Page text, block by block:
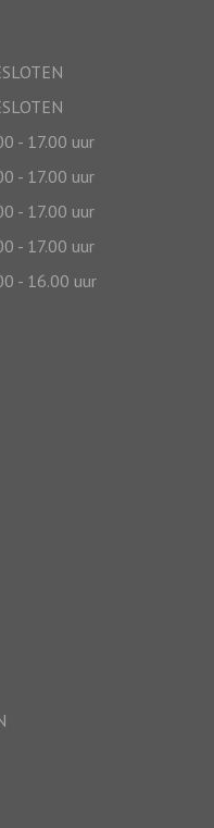
- 17.00 uur
- 17.00 uur
- 17.00 uur
- 17.00 uur
- 16.00 uur